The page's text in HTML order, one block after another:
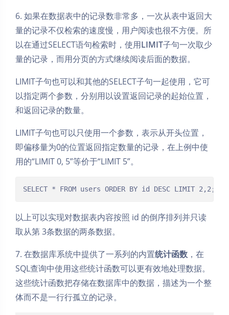
6. 如果在数据表中的记录数非常多，一次从表中返回大
量的记录不仅检索的速度慢，用户阅读也很不方便。所
以在通过SELECT语句检索时，使用LIMIT子句一次取少
量的记录，而用分页的方式继续阅读后面的数据。
LIMIT子句也可以和其他的SELECT子句一起使用，它可
以指定两个参数，分别用以设置返回记录的起始位置，
和返回记录的数量。
LIMIT子句也可以只使用一个参数，表示从开头位置，
即偏移量为0的位置返回指定数量的记录，在上例中使
用的“LIMIT 0, 5”等价于“LIMIT 5”。
SELECT * FROM users ORDER BY id DESC LIMIT 2,2;
以上可以实现对数据表内容按照 id 的倒序排列并只读
取从第 3条数据的两条数据。
7. 在数据库系统中提供了一系列的内置统计函数，在
SQL查询中使用这些统计函数可以更有效地处理数据。
这些统计函数把存储在数据库中的数据，描述为一个整
体而不是一行行孤立的记录。